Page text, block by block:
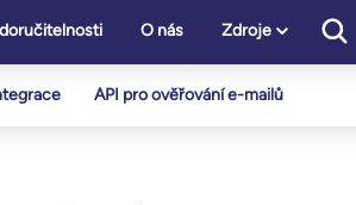
O nás Zdroje
API pro ověřování e-mailů